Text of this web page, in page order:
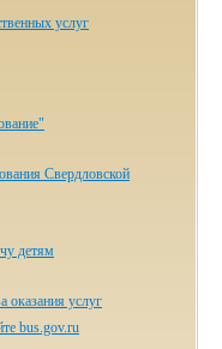
услуг
Свердловской
детям
оказания услуг
bus.gov.ru